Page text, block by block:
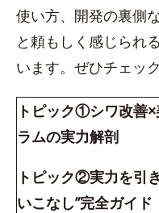
使い方、開発の裏側
と頼もしく感じられ
います。ぜひチェッ
トピック①シワ改善
ラムの実力解剖
トピック②実力を引
いこなし”完全ガイド